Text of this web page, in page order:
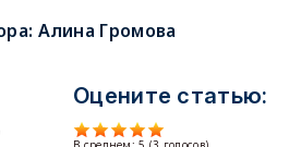
Алина Громова
Оцените статью: